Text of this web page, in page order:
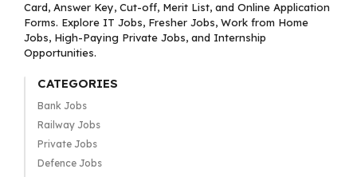
Card, Answer Key, Cut-off, Merit List, and Online Application
Forms. Explore IT Jobs, Fresher Jobs, Work from Home
Jobs, High-Paying Private Jobs, and Internship
Opportunities.
CATEGORIES
Bank Jobs
Railway Jobs
Private Jobs
Defence Jobs